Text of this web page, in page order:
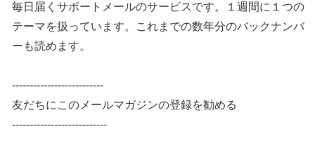
毎日届くサポートメールのサービスです。１週間に１つの
テーマを扱っています。これまでの数年分のバックナンバ
ーも読めます。
--------------------------
友だちにこのメールマガジンの登録を勧める
---------------------------